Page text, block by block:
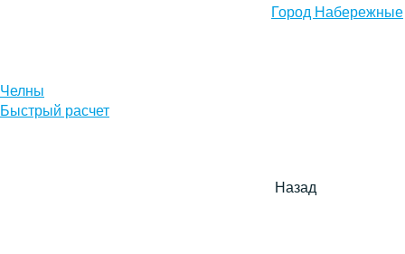
Город Набережные
Челны
Быстрый расчет
Назад